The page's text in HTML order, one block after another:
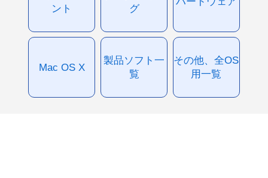
ント
グ
Mac OS X
製品ソフト一
覧
その他、全OS
用一覧